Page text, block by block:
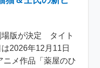
場版が決定 タイト
2026年12月11日
ニメ作品「薬屋のひ